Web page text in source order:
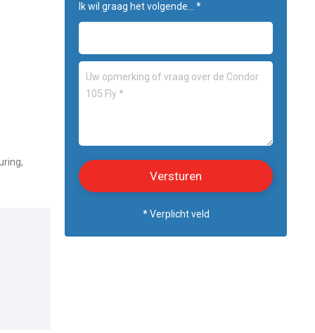
Ik wil graag het volgende... *
* Verplicht veld